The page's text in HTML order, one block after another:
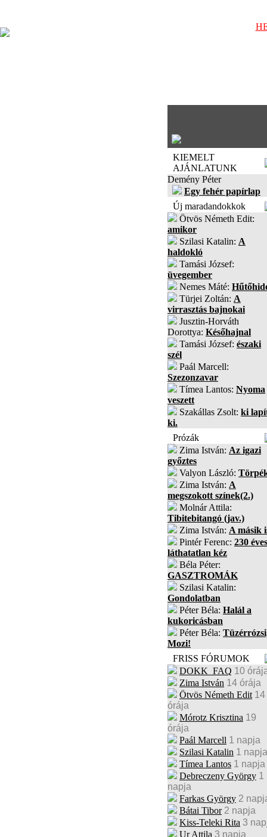
KIEMELT
AJÁNLATUNK
Demény Péter
Egy fehér papírlap
Új maradandokkok
Ötvös Németh Edit:
amikor
Szilasi Katalin: A
haldokló
Tamási József:
üvegember
Nemes Máté:
Türjei Zoltán: A
virrasztás bajnokai
Jusztin-Horváth
Dorottya: Későhajnal
Tamási József: északi
szél
Paál Marcell:
Szezonzavar
Tímea Lantos: Nyoma
veszett
Szakállas Zsolt: ki
ki.
Prózák
Zima István: Az igazi
győztes
Valyon László:
Zima István: A
megszokott színek(2.)
Molnár Attila:
Tibitebitangó (jav.)
Zima István: A másik
Pintér Ferenc: 230
láthatatlan kéz
Béla Péter:
GASZTROMÁK
Szilasi Katalin:
Gondolatban
Péter Béla: Halál a
kukoricásban
Péter Béla:
Mozi!
FRISS FÓRUMOK
DOKK_FAQ 10
Zima István 14 órája
Ötvös Németh Edit 14
órája
Mórotz Krisztina 19
órája
Paál Marcell 1 napja
Szilasi Katalin 1 napja
Tímea Lantos 1 napja
Debreczeny György 1
napja
Farkas György 2
Bátai Tibor 2 napja
Kiss-Teleki Rita 3
Ur Attila 3 napja